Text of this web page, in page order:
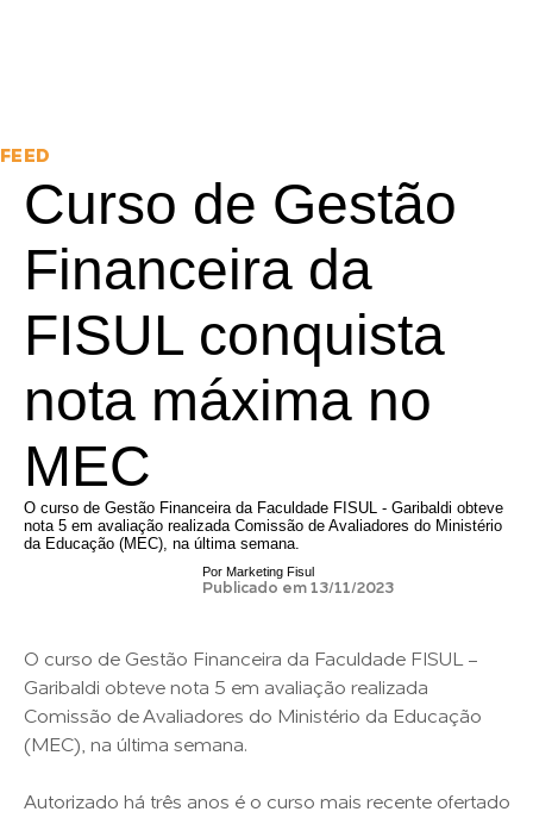
FEED
Curso de Gestão
Financeira da
FISUL conquista
nota máxima no
MEC
O curso de Gestão Financeira da Faculdade FISUL - Garibaldi obteve
nota 5 em avaliação realizada Comissão de Avaliadores do Ministério
da Educação (MEC), na última semana.
Por Marketing Fisul
Publicado em 13/11/2023
O curso de Gestão Financeira da Faculdade FISUL -
Garibaldi obteve nota 5 em avaliação realizada
Comissão de Avaliadores do Ministério da Educação
(MEC), na última semana.
Autorizado há três anos é o curso mais recente ofertado